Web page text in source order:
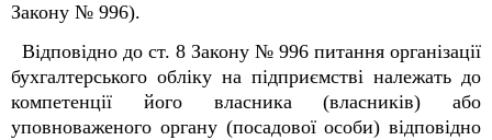
Закону № 996).
Відповідно до ст. 8 Закону № 996 питання організації
бухгалтерського обліку на підприємстві належать до
компетенції його власника (власників) або
уповноваженого органу (посадової особи) відповідно